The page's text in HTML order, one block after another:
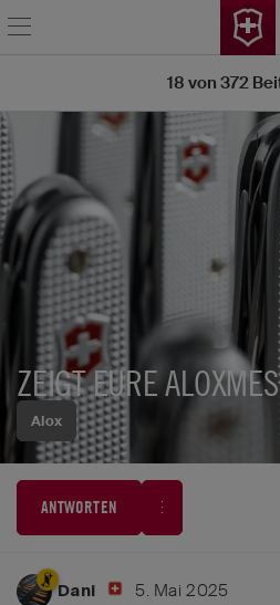
Alox
ZEIGT EURE
ANTWORTEN
18 von 372
Dani 5. Mai 2025